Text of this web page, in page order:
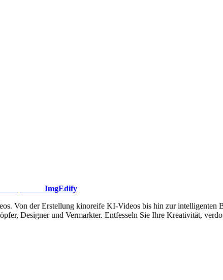
ImgEdify
Von der Erstellung kinoreife KI-Videos bis hin zur intelligenten
Designer und Vermarkter. Entfesseln Sie Ihre Kreativität,